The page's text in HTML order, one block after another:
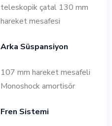
teleskopik çatal 130 mm
hareket mesafesi
Arka Süspansiyon
107 mm hareket mesafeli
Monoshock amortisör
Fren Sistemi